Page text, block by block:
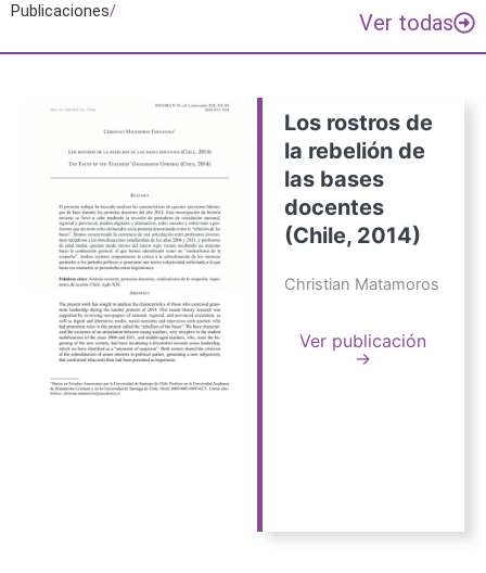
Publicaciones/ Ver todas
Los rostros de
la rebelión de
las bases
docentes
(Chile, 2014)
Christian Matamoros
Ver publicación
→